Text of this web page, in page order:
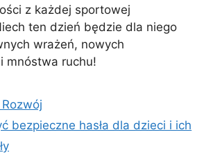
z każdej sportowej
ten dzień będzie dla niego
wrażeń, nowych
mnóstwa ruchu!
bezpieczne hasła dla dzieci i ich